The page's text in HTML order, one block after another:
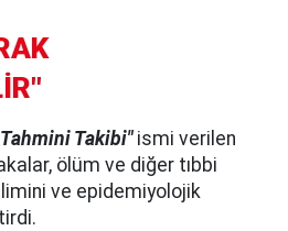
Takibi"ismi verilen
ölüm ve diğer tıbbi
ve epidemiyolojik